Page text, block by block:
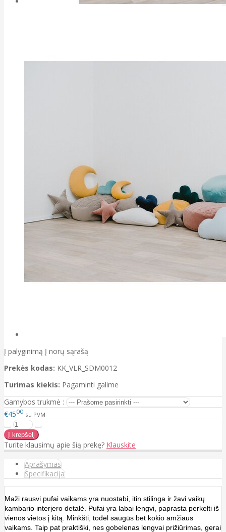
Į palyginimą Į norų sąrašą
Prekės kodas: KK_VLR_SDM0012
Turimas kiekis: Pagaminti galime
Gamybos trukmė :
€4500 su PVM
Turite klausimų apie šią prekę? Klauskite
Aprašymas
Specifikacija
Maži rausvi pufai vaikams yra nuostabi, itin stilinga ir žavi vaikų
kambario interjero detalė. Pufai yra labai lengvi, paprasta perkelti iš
vienos vietos į kitą. Minkšti, todėl saugūs bet kokio amžiaus
vaikams. Taip pat praktiški, nes gobelenas lengvai prižiūrimas, gerai